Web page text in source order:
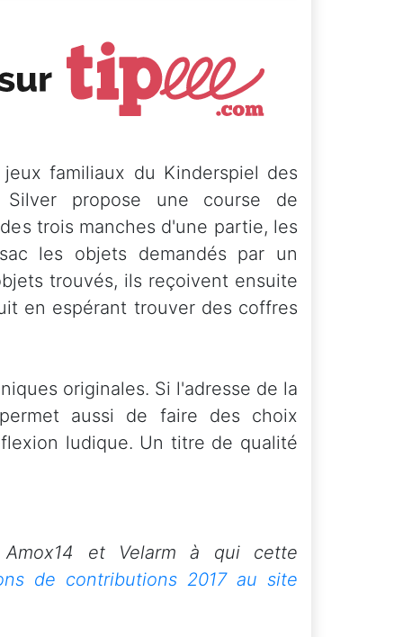
familiaux du Kinderspiel des
Silver propose une course de
trois manches d'une partie, les
les objets demandés par un
trouvés, ils reçoivent ensuite
en espérant trouver des coffres
originales. Si l'adresse de la
aussi de faire des choix
ludique. Un titre de qualité
Amox14 et Velarm à qui cette
de contributions 2017 au site